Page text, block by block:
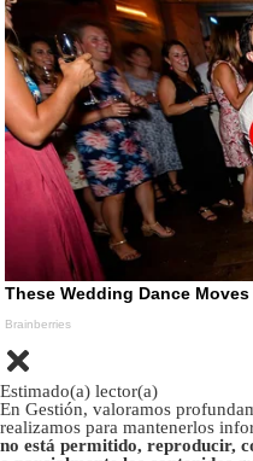
Estimado(a) lector(a)
En Gestión, valoramos
realizamos para mantenerlos
no está permitido, reproducir,